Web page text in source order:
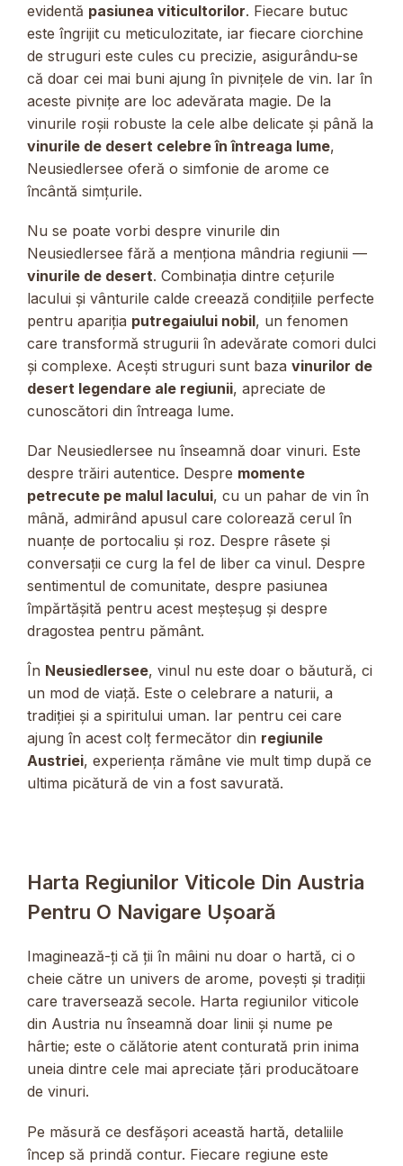
evidentă pasiunea viticultorilor. Fiecare butuc
este îngrijit cu meticulozitate, iar fiecare ciorchine
de struguri este cules cu precizie, asigurându-se
că doar cei mai buni ajung în pivnițele de vin. Iar în
aceste pivnițe are loc adevărata magie. De la
vinurile roșii robuste la cele albe delicate și până la
vinurile de desert celebre în întreaga lume,
Neusiedlersee oferă o simfonie de arome ce
încântă simțurile.
Nu se poate vorbi despre vinurile din
Neusiedlersee fără a menționa mândria regiunii —
vinurile de desert. Combinația dintre cețurile
lacului și vânturile calde creează condițiile perfecte
pentru apariția putregaiului nobil, un fenomen
care transformă strugurii în adevărate comori dulci
și complexe. Acești struguri sunt baza vinurilor de
desert legendare ale regiunii, apreciate de
cunoscători din întreaga lume.
Dar Neusiedlersee nu înseamnă doar vinuri. Este
despre trăiri autentice. Despre momente
petrecute pe malul lacului, cu un pahar de vin în
mână, admirând apusul care colorează cerul în
nuanțe de portocaliu și roz. Despre râsete și
conversații ce curg la fel de liber ca vinul. Despre
sentimentul de comunitate, despre pasiunea
împărtășită pentru acest meșteșug și despre
dragostea pentru pământ.
În Neusiedlersee, vinul nu este doar o băutură, ci
un mod de viață. Este o celebrare a naturii, a
tradiției și a spiritului uman. Iar pentru cei care
ajung în acest colț fermecător din regiunile
Austriei, experiența rămâne vie mult timp după ce
ultima picătură de vin a fost savurată.
Harta Regiunilor Viticole Din Austria
Pentru O Navigare Ușoară
Imaginează-ți că ții în mâini nu doar o hartă, ci o
cheie către un univers de arome, povești și tradiții
care traversează secole. Harta regiunilor viticole
din Austria nu înseamnă doar linii și nume pe
hârtie; este o călătorie atent conturată prin inima
uneia dintre cele mai apreciate țări producătoare
de vinuri.
Pe măsură ce desfășori această hartă, detaliile
încep să prindă contur. Fiecare regiune este